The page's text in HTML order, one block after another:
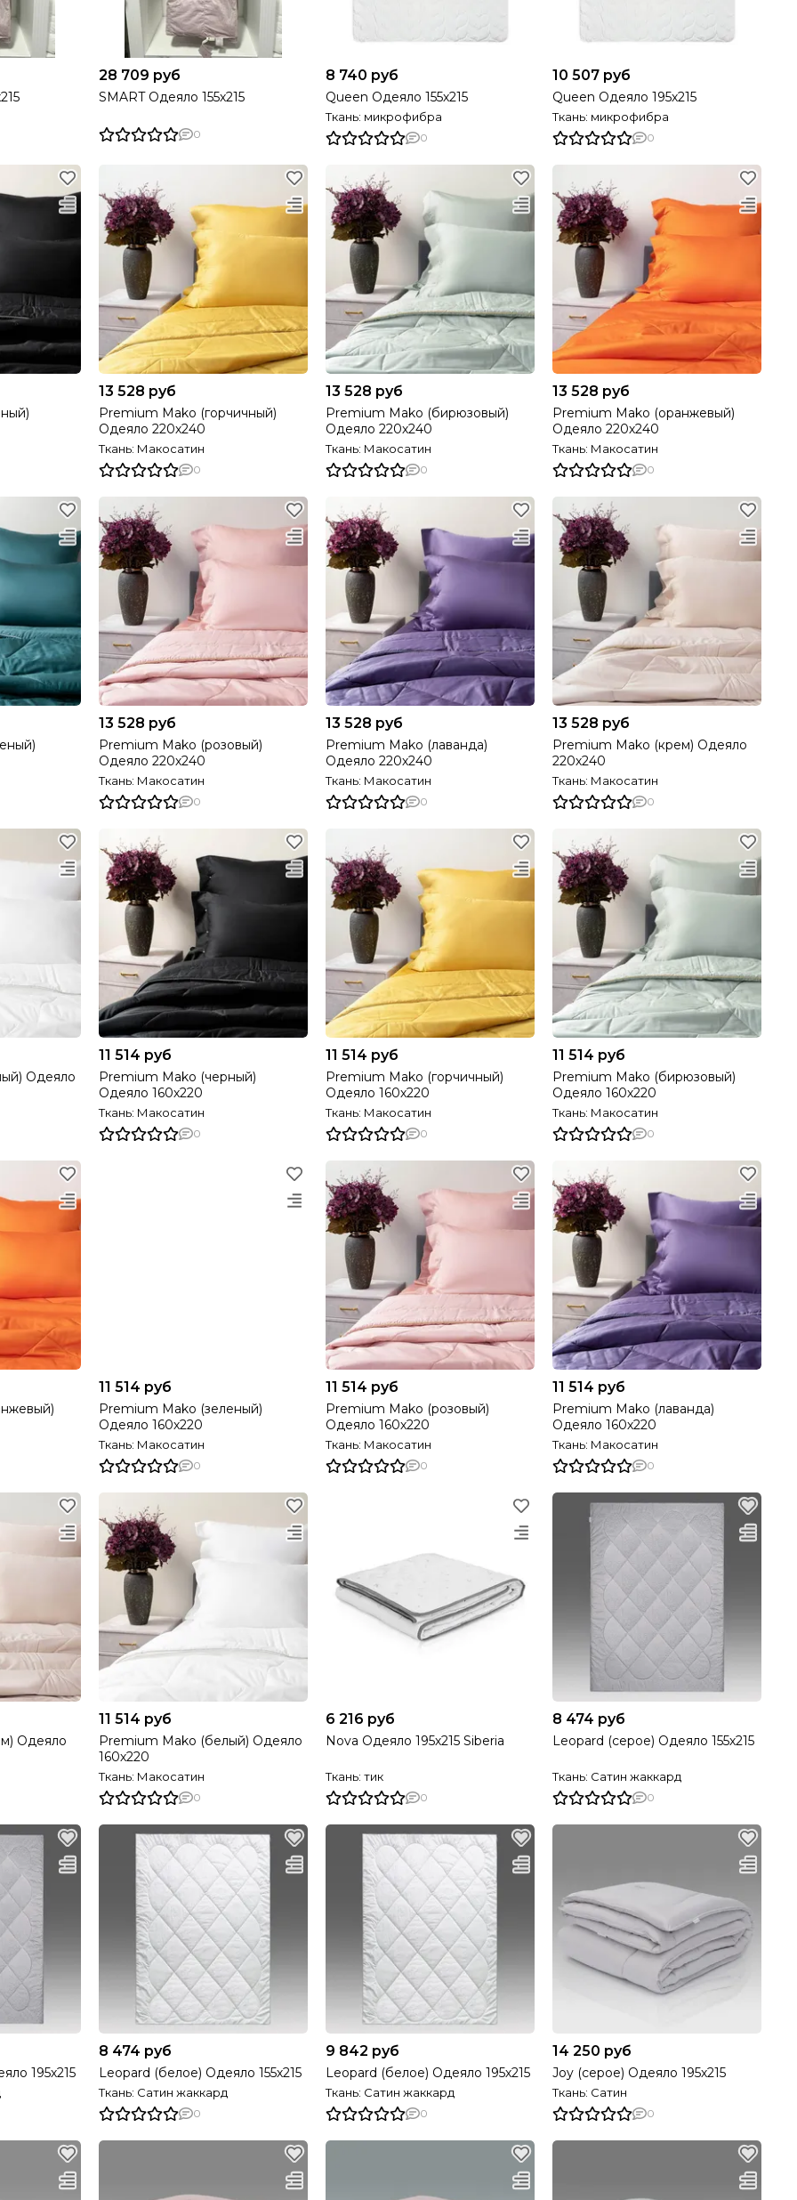
28 709 руб
SMART Одеяло 155х215
0
8 740 руб
Queen Одеяло 155х215
Ткань: микрофибра
0
10 507 руб
Queen Одеяло 195х215
Ткань: микрофибра
0
13 528 руб
Premium Mako (горчичный)
Одеяло 220х240
Ткань: Макосатин
0
13 528 руб
Premium Mako (бирюзовый)
Одеяло 220х240
Ткань: Макосатин
0
13 528 руб
Premium Mako (оранжевый)
Одеяло 220х240
Ткань: Макосатин
0
13 528 руб
Premium Mako (розовый)
Одеяло 220х240
Ткань: Макосатин
0
13 528 руб
Premium Mako (лаванда)
Одеяло 220х240
Ткань: Макосатин
0
13 528 руб
Premium Mako (крем) Одеяло
220х240
Ткань: Макосатин
0
Одеяло
11 514 руб
Premium Mako (черный)
Одеяло 160х220
Ткань: Макосатин
0
11 514 руб
Premium Mako (горчичный)
Одеяло 160х220
Ткань: Макосатин
0
11 514 руб
Premium Mako (бирюзовый)
Одеяло 160х220
Ткань: Макосатин
0
11 514 руб
Premium Mako (зеленый)
Одеяло 160х220
Ткань: Макосатин
0
11 514 руб
Premium Mako (розовый)
Одеяло 160х220
Ткань: Макосатин
0
11 514 руб
Premium Mako (лаванда)
Одеяло 160х220
Ткань: Макосатин
0
Одеяло
11 514 руб
Premium Mako (белый) Одеяло
160х220
Ткань: Макосатин
0
6 216 руб
Nova Одеяло 195х215 Siberia
Ткань: тик
0
8 474 руб
Leopard (серое) Одеяло 155х215
Ткань: Сатин жаккард
0
195х215
8 474 руб
Leopard (белое) Одеяло 155х215
Ткань: Сатин жаккард
0
9 842 руб
Leopard (белое) Одеяло 195х215
Ткань: Сатин жаккард
0
14 250 руб
Joy (серое) Одеяло 195х215
Ткань: Сатин
0